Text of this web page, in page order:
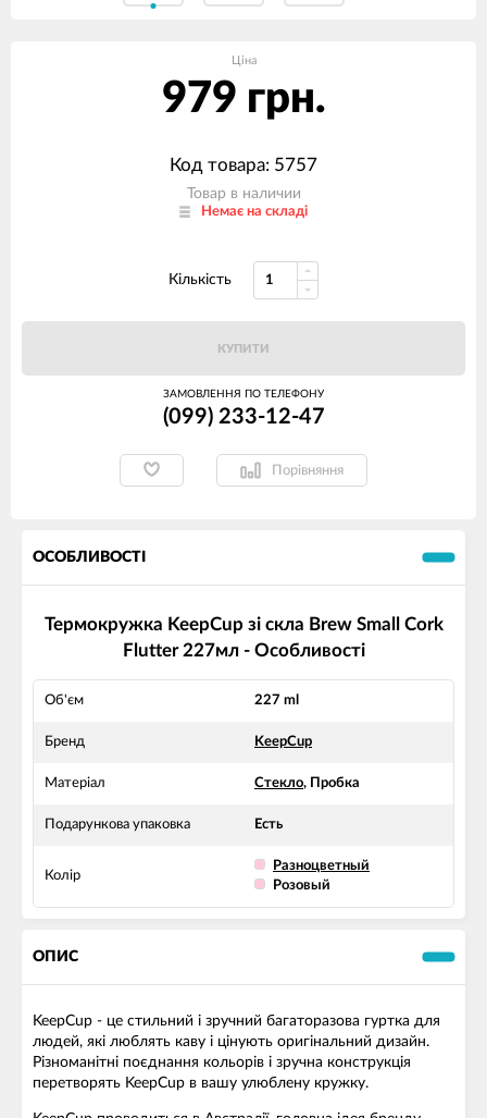
Ціна
979 грн.
Код товара: 5757
Товар в наличии
Немає на складі
Кількість
КУПИТИ
ЗАМОВЛЕННЯ ПО ТЕЛЕФОНУ
(099) 233-12-47
Порівняння
ОСОБЛИВОСТІ
Термокружка KeepCup зі скла Brew Small Cork
Flutter 227мл - Особливості
Об'єм 227 ml
Бренд KeepCup
Матеріал Стекло, Пробка
Подарункова упаковка Есть
Колір
Разноцветный
Розовый
ОПИС
KeepCup - це стильний і зручний багаторазова гуртка для
людей, які люблять каву і цінують оригінальний дизайн.
Різноманітні поєднання кольорів і зручна конструкція
перетворять KeepCup в вашу улюблену кружку.